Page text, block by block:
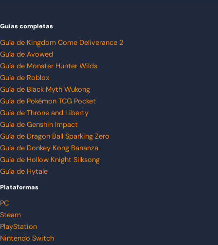
Guías completas
Guía de Kingdom Come Deliverance 2
Guía de Avowed
Guía de Monster Hunter Wilds
Guía de Roblox
Guía de Black Myth Wukong
Guía de Pokémon TCG Pocket
Guía de Throne and Liberty
Guía de Genshin Impact
Guía de Dragon Ball Sparking Zero
Guía de Donkey Kong Bananza
Guía de Hollow Knight Silksong
Guía de Hytale
Plataformas
PC
Steam
PlayStation
Nintendo Switch